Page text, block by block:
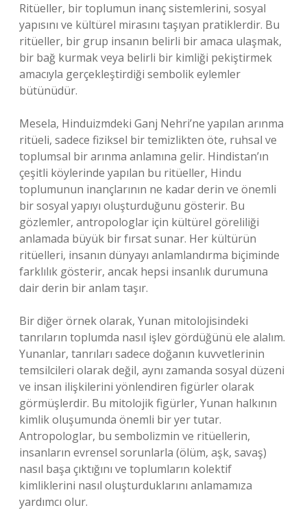
Ritüeller, bir toplumun inanç sistemlerini, sosyal
yapısını ve kültürel mirasını taşıyan pratiklerdir. Bu
ritüeller, bir grup insanın belirli bir amaca ulaşmak,
bir bağ kurmak veya belirli bir kimliği pekiştirmek
amacıyla gerçekleştirdiği sembolik eylemler
bütünüdür.
Mesela, Hinduizmdeki Ganj Nehri’ne yapılan arınma
ritüeli, sadece fiziksel bir temizlikten öte, ruhsal ve
toplumsal bir arınma anlamına gelir. Hindistan’ın
çeşitli köylerinde yapılan bu ritüeller, Hindu
toplumunun inançlarının ne kadar derin ve önemli
bir sosyal yapıyı oluşturduğunu gösterir. Bu
gözlemler, antropologlar için kültürel göreliliği
anlamada büyük bir fırsat sunar. Her kültürün
ritüelleri, insanın dünyayı anlamlandırma biçiminde
farklılık gösterir, ancak hepsi insanlık durumuna
dair derin bir anlam taşır.
Bir diğer örnek olarak, Yunan mitolojisindeki
tanrıların toplumda nasıl işlev gördüğünü ele alalım.
Yunanlar, tanrıları sadece doğanın kuvvetlerinin
temsilcileri olarak değil, aynı zamanda sosyal düzeni
ve insan ilişkilerini yönlendiren figürler olarak
görmüşlerdir. Bu mitolojik figürler, Yunan halkının
kimlik oluşumunda önemli bir yer tutar.
Antropologlar, bu sembolizmin ve ritüellerin,
insanların evrensel sorunlarla (ölüm, aşk, savaş)
nasıl başa çıktığını ve toplumların kolektif
kimliklerini nasıl oluşturduklarını anlamamıza
yardımcı olur.